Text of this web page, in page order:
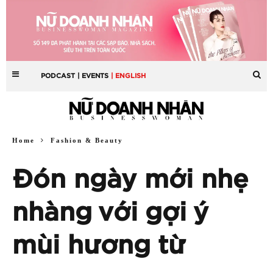
PODCAST | EVENTS | ENGLISH
Home Fashion & Beauty
Đón ngày mới nhẹ
nhàng với gợi ý
mùi hương từ